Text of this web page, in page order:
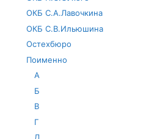
ОКБ С.А.Лавочкина
ОКБ С.В.Ильюшина
Остехбюро
Поименно
А
Б
В
Г